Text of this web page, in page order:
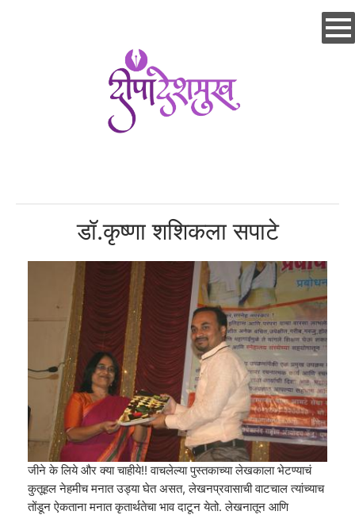
डॉ.कृष्णा शशिकला सपाटे
जीने के लिये और क्या चाहीये!! वाचलेल्या पुस्तकाच्या लेखकाला भेटण्याचं
कुतूहल नेहमीच मनात उड्या घेत असत, लेखनप्रवासाची वाटचाल त्यांच्याच
तोंडून ऐकताना मनात कृतार्थतेचा भाव दाटून येतो. लेखनातून आणि